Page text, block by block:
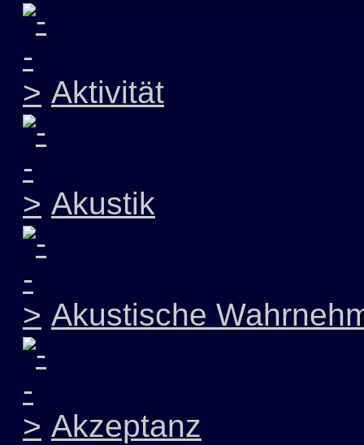
Aktivität
Akustik
Akustische
Akzeptanz